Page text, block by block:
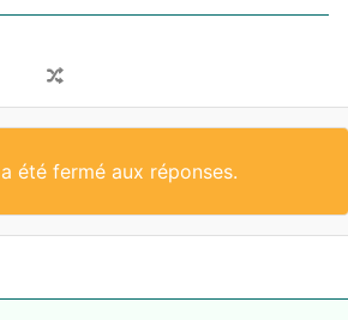
été fermé aux réponses.